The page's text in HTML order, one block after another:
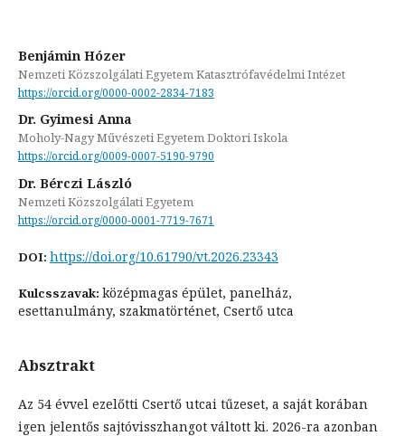
Benjámin Hózer
Nemzeti Közszolgálati Egyetem Katasztrófavédelmi Intézet
https://orcid.org/0000-0002-2834-7183
Dr. Gyimesi Anna
Moholy-Nagy Művészeti Egyetem Doktori Iskola
https://orcid.org/0009-0007-5190-9790
Dr. Bérczi László
Nemzeti Közszolgálati Egyetem
https://orcid.org/0000-0001-7719-7671
DOI: https://doi.org/10.61790/vt.2026.23343
Kulcsszavak: középmagas épület, panelház,
esettanulmány, szakmatörténet, Csertő utca
Absztrakt
Az 54 évvel ezelőtti Csertő utcai tűzeset, a saját korában
igen jelentős sajtóvisszhangot váltott ki. 2026-ra azonban